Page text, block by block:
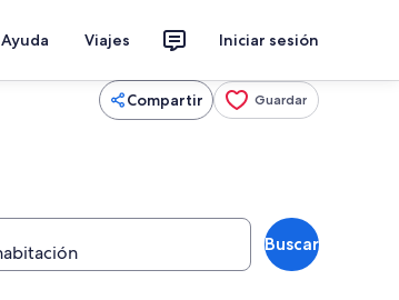
Ayuda Viajes Iniciar sesión
Compartir Guardar
Buscar